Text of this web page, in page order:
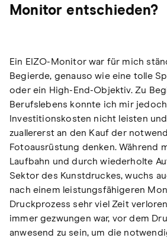
Monitor entschieden?
Ein EIZO-Monitor war für mich
Begierde, genauso wie eine tolle
oder ein High-End-Objektiv. Zu
Berufslebens konnte ich mir
Investitionskosten nicht leisten
zuallererst an den Kauf der
Fotoausrüstung denken. Während
Laufbahn und durch wiederholte
Sektor des Kunstdruckes, wuchs
nach einem leistungsfähigeren
Druckprozess sehr viel Zeit
immer gezwungen war, vor dem
anwesend zu sein, um die